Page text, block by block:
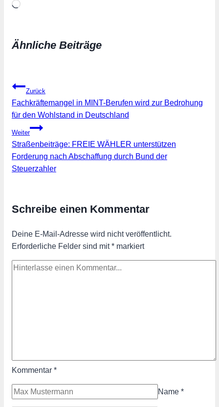
Wird
Ähnliche Beiträge
Beitragsnavigation
Zurück
Fachkräftemangel in MINT-Berufen wird zur Bedrohung
für den Wohlstand in Deutschland
Weiter
Straßenbeiträge: FREIE WÄHLER unterstützen
Forderung nach Abschaffung durch Bund der
Steuerzahler
Schreibe einen Kommentar
Deine E-Mail-Adresse wird nicht veröffentlicht.
Erforderliche Felder sind mit* markiert
Kommentar *
Name *